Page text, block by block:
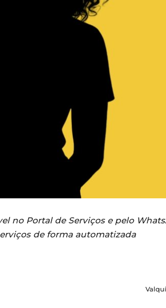
no Portal de Serviços e pelo
de forma automatizada